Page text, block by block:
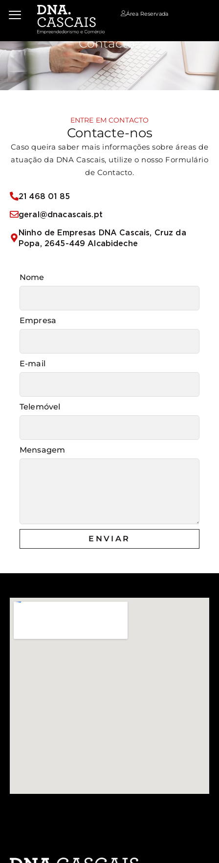
Área Reservada
Contactos
ENTRE EM CONTACTO
Contacte-nos
Caso queira saber mais informações sobre áreas de
atuação da DNA Cascais, utilize o nosso Formulário
de Contacto.
21 468 01 85
geral@dnacascais.pt
Ninho de Empresas DNA Cascais, Cruz da
Popa, 2645-449 Alcabideche
Nome
Empresa
E-mail
Telemóvel
Mensagem
ENVIAR